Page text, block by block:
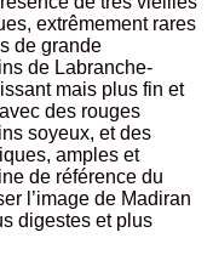
extrêmement rares
de grande
de Labranche-
mais plus fin et
des rouges
soyeux, et des
amples et
de référence du
l’image de Madiran
digestes et plus